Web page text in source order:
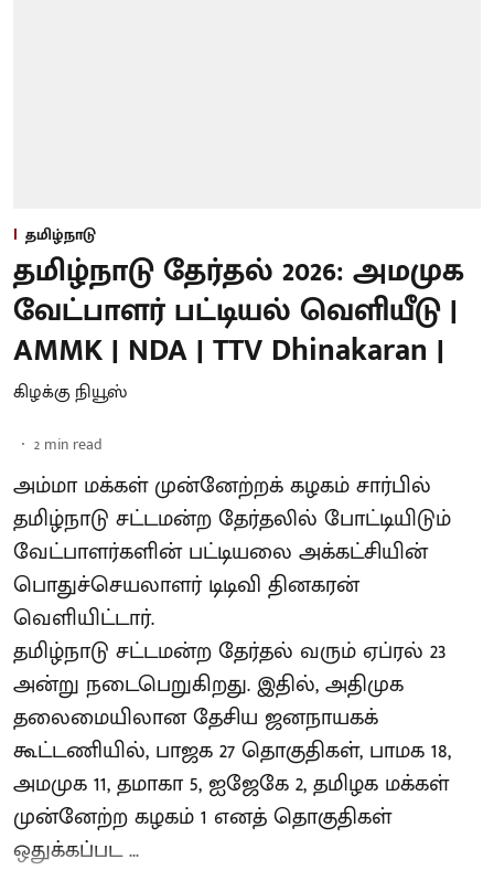
தமிழ்நாடு
தமிழ்நாடு தேர்தல் 2026: அமமுக
வேட்பாளர் பட்டியல் வெளியீடு |
AMMK | NDA | TTV Dhinakaran |
கிழக்கு நியூஸ்
2 min read
அம்மா மக்கள் முன்னேற்றக் கழகம் சார்பில்
தமிழ்நாடு சட்டமன்ற தேர்தலில் போட்டியிடும்
வேட்பாளர்களின் பட்டியலை அக்கட்சியின்
பொதுச்செயலாளர் டிடிவி தினகரன்
வெளியிட்டார்.
தமிழ்நாடு சட்டமன்ற தேர்தல் வரும் ஏப்ரல் 23
அன்று நடைபெறுகிறது. இதில், அதிமுக
தலைமையிலான தேசிய ஜனநாயகக்
கூட்டணியில், பாஜக 27 தொகுதிகள், பாமக 18,
அமமுக 11, தமாகா 5, ஐஜேகே 2, தமிழக மக்கள்
முன்னேற்ற கழகம் 1 எனத் தொகுதிகள்
ஒதுக்கப்பட ...